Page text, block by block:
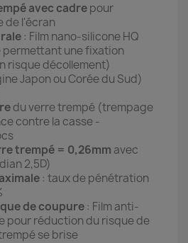
avec cadrepour
de l'écran
: Film nano-silicone HQ
permettant une fixation
risque décollement)
Japon ou Corée du Sud)
du verre trempé (trempage
contre la casse -
trempé = 0,26mm avec
2,5D)
: taux de pénétration
de coupure : Film anti-
pour réduction du risque de
se brise